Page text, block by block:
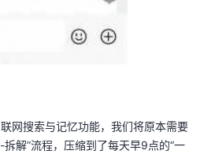
网搜索与记忆功能，我们将原本需要
解”流程，压缩到了每天早9点的“一